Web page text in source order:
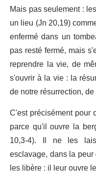
Mais pas seulement :
un lieu (Jn 20,19)
enfermé dans un
pas resté fermé, mais
reprendre la vie, de
s'ouvrir à la vie : la
de notre résurrection,
C'est précisément pour
parce qu'il ouvre la
10,3-4). Il ne les
esclavage, dans la
les libère : il leur ouvre